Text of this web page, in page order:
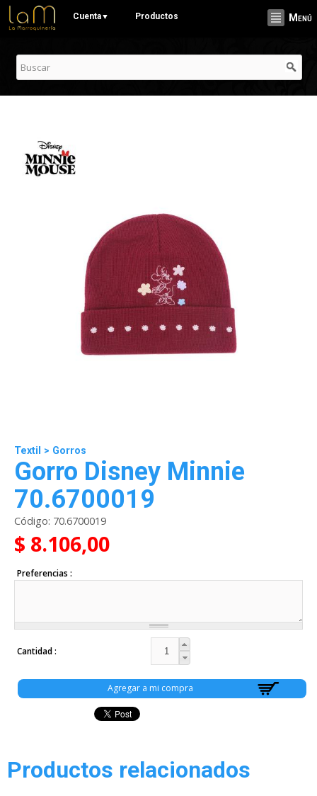
contenido
Cuenta▼ Productos Menú
Textil > Gorros
Gorro Disney Minnie
70.6700019
Código: 70.6700019
$ 8.106,00
Preferencias
Cantidad
Productos relacionados